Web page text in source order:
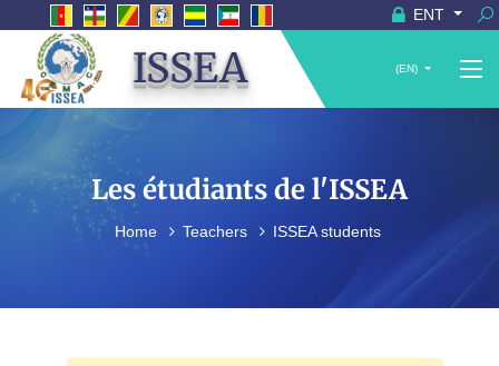
ENT
ISSEA (EN)
Les étudiants de l'ISSEA
Home Teachers ISSEA students